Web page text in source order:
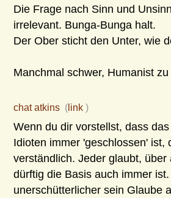
Die Frage nach Sinn und
irrelevant. Bunga-Bunga halt.
Der Ober sticht den Unter, wie
Manchmal schwer, Humanist
chat atkins (link )
Wenn du dir vorstellst, dass
Idioten immer 'geschlossen'
verständlich. Jeder glaubt,
dürftig die Basis auch immer
unerschütterlicher sein Glaube